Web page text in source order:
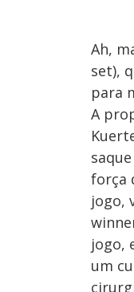
Ah,
set),
para
A
força
jogo,
jogo,
um